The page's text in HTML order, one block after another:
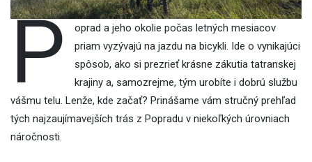
P
oprad a jeho okolie počas letných mesiacov
priam vyzývajú na jazdu na bicykli. Ide o vynikajúci
spôsob, ako si prezrieť krásne zákutia tatranskej
krajiny a, samozrejme, tým urobíte i dobrú službu
vášmu telu. Lenže, kde začať? Prinášame vám stručný prehľad
tých najzaujímavejších trás z Popradu v niekoľkých úrovniach
náročnosti.